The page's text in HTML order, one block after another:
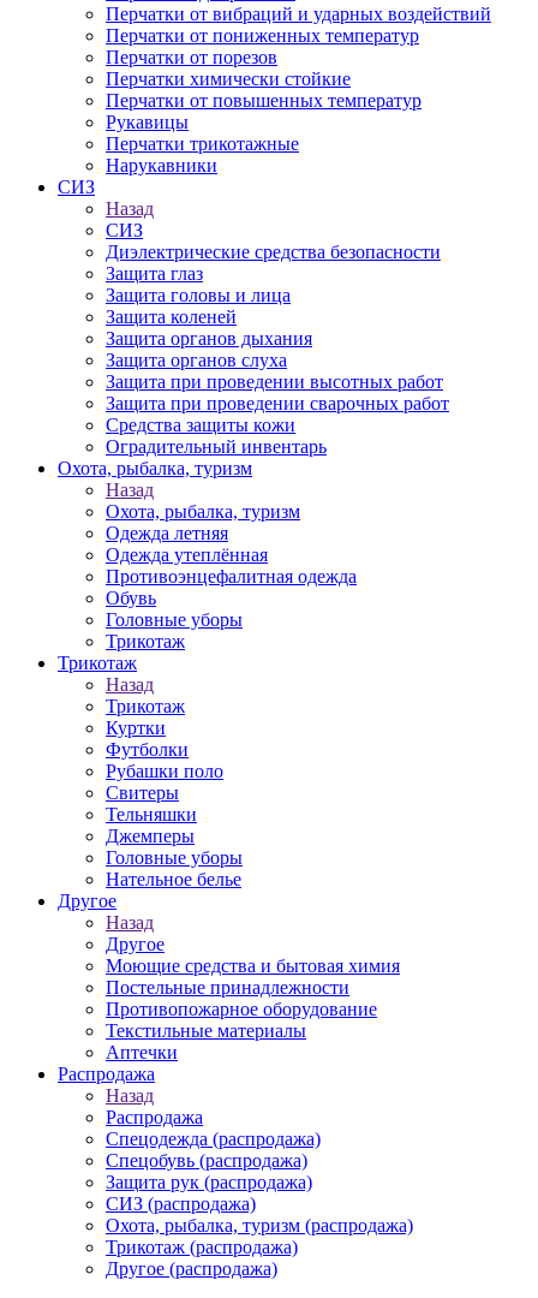
Перчатки от вибраций и ударных воздействий
Перчатки от пониженных температур
Перчатки от порезов
Перчатки химически стойкие
Перчатки от повышенных температур
Рукавицы
Перчатки трикотажные
Нарукавники
СИЗ
Назад
СИЗ
Диэлектрические средства безопасности
Защита глаз
Защита головы и лица
Защита коленей
Защита органов дыхания
Защита органов слуха
Защита при проведении высотных работ
Защита при проведении сварочных работ
Средства защиты кожи
Оградительный инвентарь
Охота, рыбалка, туризм
Назад
Охота, рыбалка, туризм
Одежда летняя
Одежда утеплённая
Противоэнцефалитная одежда
Обувь
Головные уборы
Трикотаж
Трикотаж
Назад
Трикотаж
Куртки
Футболки
Рубашки поло
Свитеры
Тельняшки
Джемперы
Головные уборы
Нательное белье
Другое
Назад
Другое
Моющие средства и бытовая химия
Постельные принадлежности
Противопожарное оборудование
Текстильные материалы
Аптечки
Распродажа
Назад
Распродажа
Спецодежда (распродажа)
Спецобувь (распродажа)
Защита рук (распродажа)
СИЗ (распродажа)
Охота, рыбалка, туризм (распродажа)
Трикотаж (распродажа)
Другое (распродажа)